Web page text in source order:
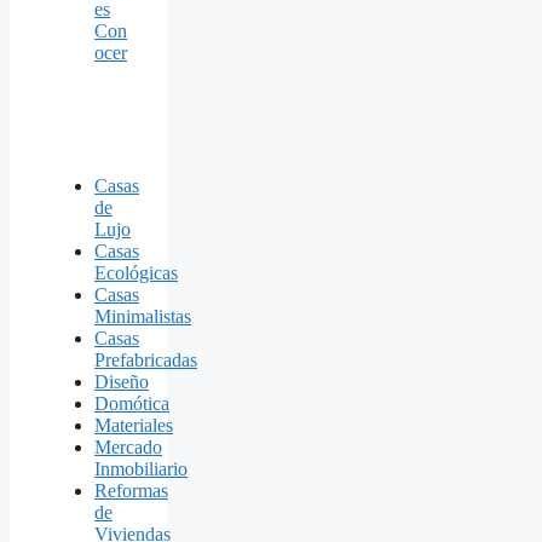
es
Con
ocer
Casas
de
Lujo
Casas
Ecológicas
Casas
Minimalistas
Casas
Prefabricadas
Diseño
Domótica
Materiales
Mercado
Inmobiliario
Reformas
de
Viviendas